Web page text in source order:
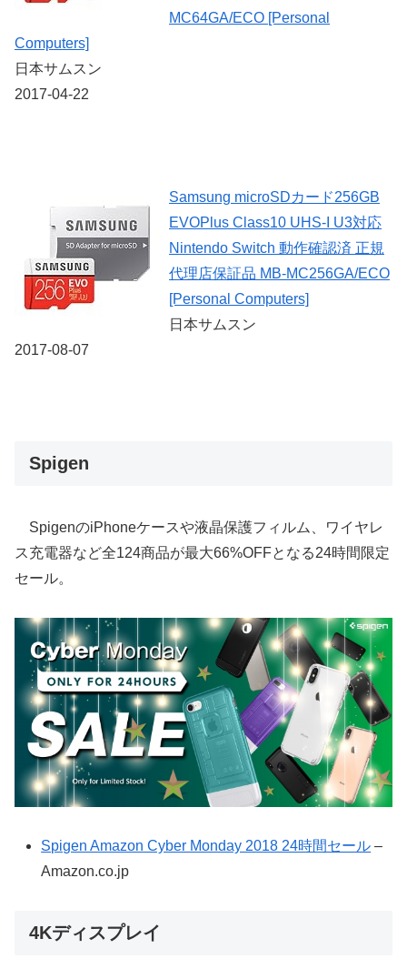
MC64GA/ECO [Personal
Computers]
日本サムスン
2017-04-22
Samsung microSDカード256GB
EVOPlus Class10 UHS-I U3対応
Nintendo Switch 動作確認済 正規
代理店保証品 MB-MC256GA/ECO
[Personal Computers]
日本サムスン
2017-08-07
Spigen
SpigenのiPhoneケースや液晶保護フィルム、ワイヤレ
ス充電器など全124商品が最大66%OFFとなる24時間限定
セール。
Spigen Amazon Cyber Monday 2018 24時間セール –
Amazon.co.jp
4Kディスプレイ